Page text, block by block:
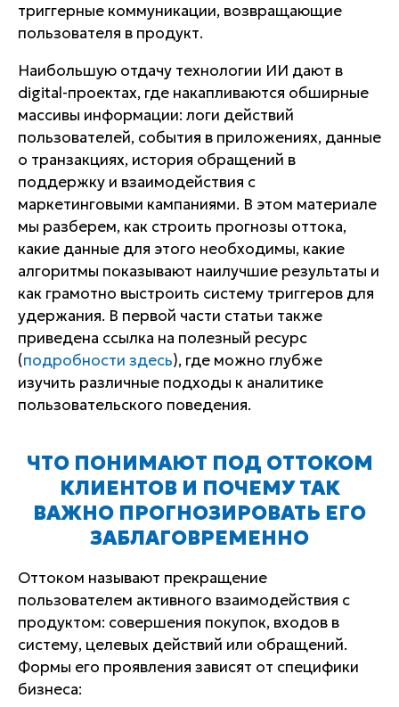
триггерные коммуникации, возвращающие
пользователя в продукт.
Наибольшую отдачу технологии ИИ дают в
digital-проектах, где накапливаются обширные
массивы информации: логи действий
пользователей, события в приложениях, данные
о транзакциях, история обращений в
поддержку и взаимодействия с
маркетинговыми кампаниями. В этом материале
мы разберем, как строить прогнозы оттока,
какие данные для этого необходимы, какие
алгоритмы показывают наилучшие результаты и
как грамотно выстроить систему триггеров для
удержания. В первой части статьи также
приведена ссылка на полезный ресурс
(подробности здесь), где можно глубже
изучить различные подходы к аналитике
пользовательского поведения.
ЧТО ПОНИМАЮТ ПОД ОТТОКОМ
КЛИЕНТОВ И ПОЧЕМУ ТАК
ВАЖНО ПРОГНОЗИРОВАТЬ ЕГО
ЗАБЛАГОВРЕМЕННО
Оттоком называют прекращение
пользователем активного взаимодействия с
продуктом: совершения покупок, входов в
систему, целевых действий или обращений.
Формы его проявления зависят от специфики
бизнеса: